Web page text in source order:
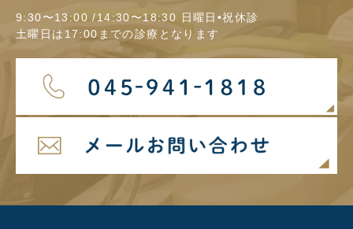
9:30〜13:00 /14:30〜18:30 日曜日•祝休診
土曜日は17:00までの診療となります